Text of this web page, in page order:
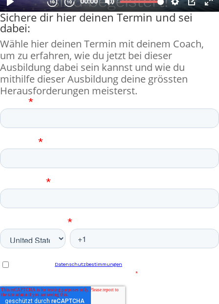
Sichere dir hier deinen Termin und sei
dabei:
Wähle hier deinen Termin mit deinem Coach,
um zu erfahren, wie du jetzt bei dieser
Ausbildung dabei sein kannst und wie du
mithilfe dieser Ausbildung deine grössten
Herausforderungen meisterst.